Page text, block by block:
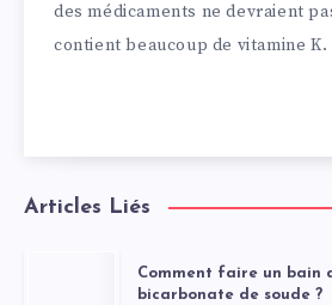
des médicaments ne devraient
contient beaucoup de vitamine K.
Articles Liés
Comment faire un bain
bicarbonate de soude ?